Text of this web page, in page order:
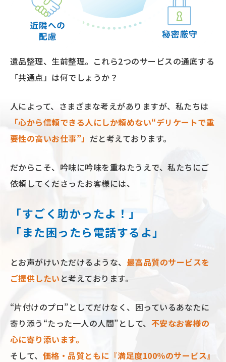
遺品整理、⽣前整理。 これら2つのサービスの通底する
「共通点」は何でしょうか？
⼈によって、さまざまな考えがありますが、私たちは
「⼼から信頼できる⼈にしか頼めない“デリケートで重
要性の⾼いお仕事”」 だと考えております。
だからこそ、吟味に吟味を重ねたうえで、私たちにご
依頼してくださったお客様には、
「すごく助かったよ！」
「また困ったら電話するよ」
とお声がけいただけるような、 最⾼品質のサービスを
ご提供したい と考えております。
“⽚付けのプロ”としてだけなく、困っているあなたに
寄り添う“たった⼀⼈の⼈間”として、 不安なお客様の
⼼に寄り添います。
そして、 価格‧品質ともに『満⾜度100％のサービス』